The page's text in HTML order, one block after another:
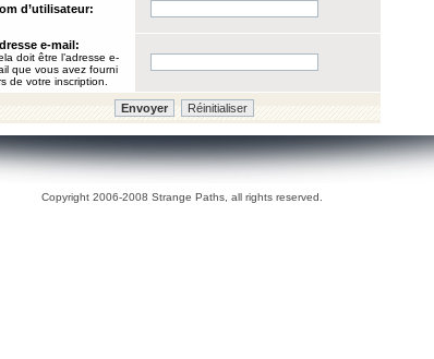
d’utilisateur:
e-mail:
doit être l’adresse e-
que vous avez fourni
de votre inscription.
Copyright 2006-2008 Strange Paths, all rights reserved.